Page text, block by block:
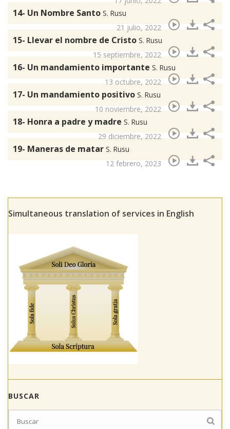
14- Un Nombre Santo S. Rusu
21 julio, 2022
15- Llevar el nombre de Cristo S. Rusu
15 septiembre, 2022
16- Un mandamiento importante S. Rusu
13 octubre, 2022
17- Un mandamiento positivo S. Rusu
10 noviembre, 2022
18- Honra a padre y madre S. Rusu
29 diciembre, 2022
19- Maneras de matar S. Rusu
12 febrero, 2023
Simultaneous translation of services in English
BUSCAR